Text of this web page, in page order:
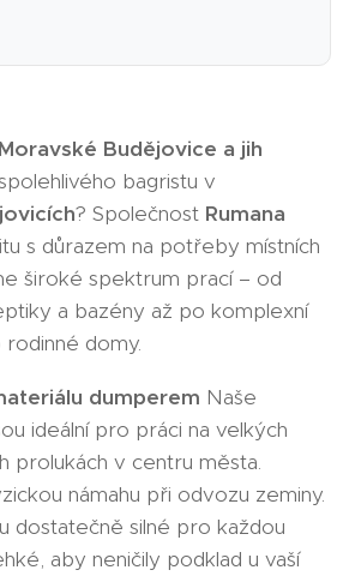
Budějovice a jih
bagristu v
? Společnost Rumana
s důrazem na potřeby místních
široké spektrum prací – od
a bazény až po komplexní
domy.
dumperem Naše
ideální pro práci na velkých
prolukách v centru města.
námahu při odvozu zeminy.
dostatečně silné pro každou
aby neničily podklad u vaší